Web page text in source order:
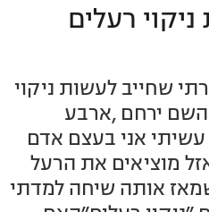
רעלים
שחייב לעשות ניקוי
ירחם ,ארבע
אני בעצם אדם
מוציאים את הרעל
אותה שיחה למדתי